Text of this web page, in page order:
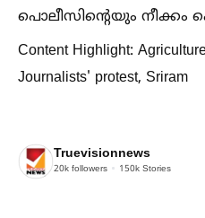
പൊലീസിന്റെയും
Content Highlight:
Journalists' protest, Sriram
Truevisionnews
20k followers 150k Stories